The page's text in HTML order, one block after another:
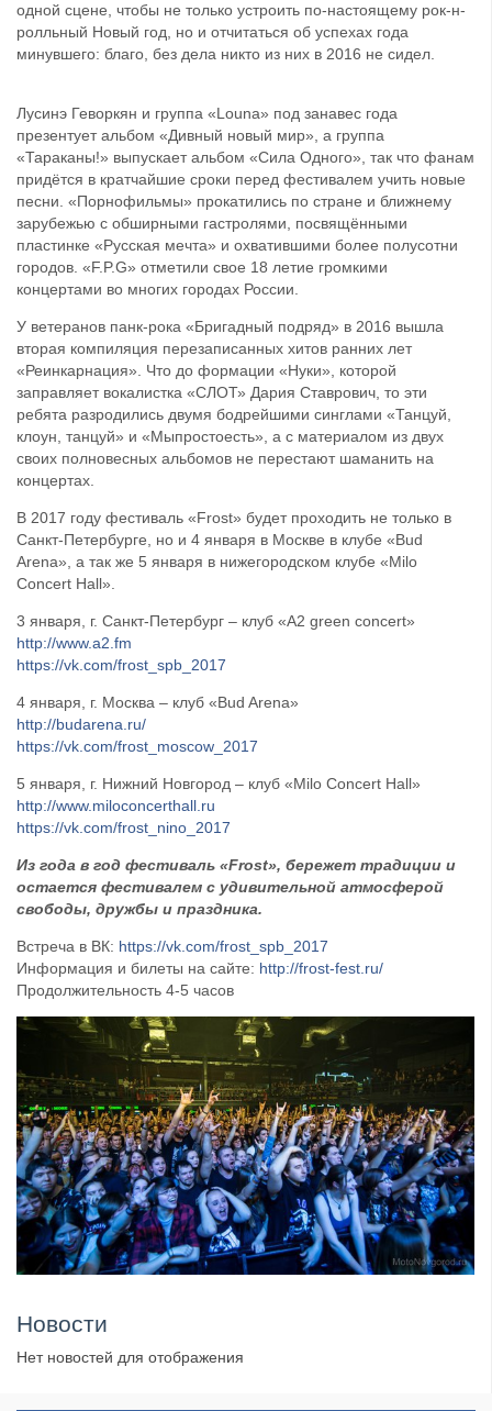
одной сцене, чтобы не только устроить по-настоящему рок-н-
ролльный Новый год, но и отчитаться об успехах года
минувшего: благо, без дела никто из них в 2016 не сидел.
Лусинэ Геворкян и группа «Louna» под занавес года
презентует альбом «Дивный новый мир», а группа
«Тараканы!» выпускает альбом «Сила Одного», так что фанам
придётся в кратчайшие сроки перед фестивалем учить новые
песни. «Порнофильмы» прокатились по стране и ближнему
зарубежью с обширными гастролями, посвящёнными
пластинке «Русская мечта» и охватившими более полусотни
городов. «F.P.G» отметили свое 18 летие громкими
концертами во многих городах России.
У ветеранов панк-рока «Бригадный подряд» в 2016 вышла
вторая компиляция перезаписанных хитов ранних лет
«Реинкарнация». Что до формации «Нуки», которой
заправляет вокалистка «СЛОТ» Дария Ставрович, то эти
ребята разродились двумя бодрейшими синглами «Танцуй,
клоун, танцуй» и «Мыпростоесть», а с материалом из двух
своих полновесных альбомов не перестают шаманить на
концертах.
В 2017 году фестиваль «Frost» будет проходить не только в
Санкт-Петербурге, но и 4 января в Москве в клубе «Bud
Arena», а так же 5 января в нижегородском клубе «Milo
Concert Hall».
3 января, г. Санкт-Петербург – клуб «А2 green concert»
http://www.a2.fm
https://vk.com/frost_spb_2017
4 января, г. Москва – клуб «Bud Arena»
http://budarena.ru/
https://vk.com/frost_moscow_2017
5 января, г. Нижний Новгород – клуб «Milo Concert Hall»
http://www.miloconcerthall.ru
https://vk.com/frost_nino_2017
Из года в год фестиваль «Frost», бережет традиции и
остается фестивалем с удивительной атмосферой
свободы, дружбы и праздника.
Встреча в ВК: https://vk.com/frost_spb_2017
Информация и билеты на сайте: http://frost-fest.ru/
Продолжительность 4-5 часов
Новости
Нет новостей для отображения